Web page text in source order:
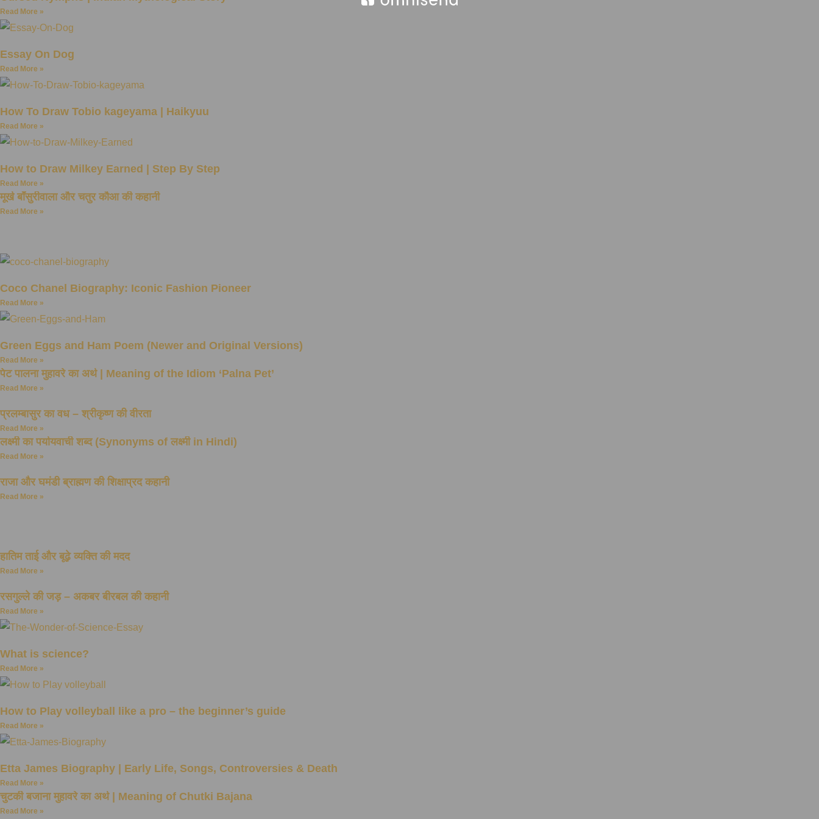
Read More »
Essay On Dog
Read More »
How To Draw Tobio kageyama | Haikyuu
Read More »
How to Draw Milkey Earned | Step By Step
Read More »
मूर्ख बाँसुरीवाला और चतुर कौआ की कहानी
Read More »
Coco Chanel Biography: Iconic Fashion Pioneer
Read More »
Green Eggs and Ham Poem (Newer and Original Versions)
Read More »
पेट पालना मुहावरे का अर्थ | Meaning of the Idiom ‘Palna Pet’
Read More »
प्रलम्बासुर का वध – श्रीकृष्ण की वीरता
Read More »
लक्ष्मी का पर्यायवाची शब्द (Synonyms of लक्ष्मी in Hindi)
Read More »
राजा और घमंडी ब्राह्मण की शिक्षाप्रद कहानी
Read More »
हातिम ताई और बूढ़े व्यक्ति की मदद
Read More »
रसगुल्ले की जड़ – अकबर बीरबल की कहानी
Read More »
What is science?
Read More »
How to Play volleyball like a pro – the beginner’s guide
Read More »
Etta James Biography | Early Life, Songs, Controversies & Death
Read More »
चुटकी बजाना मुहावरे का अर्थ | Meaning of Chutki Bajana
Read More »